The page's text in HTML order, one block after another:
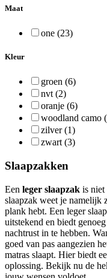
Maat
one (23)
Kleur
groen (6)
nvt (2)
oranje (6)
woodland camo
zilver (1)
zwart (3)
Slaapzakken
Een leger slaapzak is niet
slaapzak weet je namelijk
plank hebt. Een leger
uitstekend en biedt
nachtrust in te hebben.
goed van pas aangezien
matras slaapt. Hier biedt
oplossing. Bekijk nu de